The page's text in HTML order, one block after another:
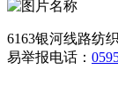
6163银河线路纺
易举报电话：